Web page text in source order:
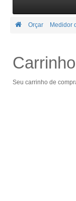
Orçar Medidor
Seu carrinho de